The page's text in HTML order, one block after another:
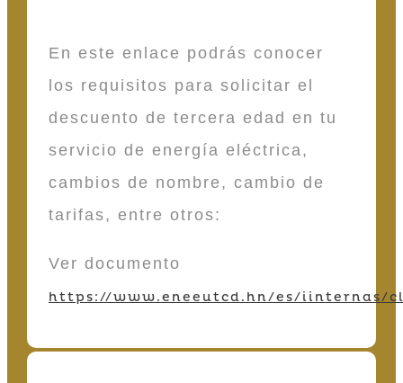
En este enlace podrás conocer
los requisitos para solicitar el
descuento de tercera edad en tu
servicio de energía eléctrica,
cambios de nombre, cambio de
tarifas, entre otros:
Ver documento
https://www.eneeutcd.hn/es/iinternas/